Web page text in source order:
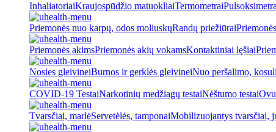
InhaliatoriaiKraujospūdžio matuokliaiTermometrai
Priemonės nuo karpų, odos moliuskųRandų priežiūrai
Priemonės akimsPriemonės akių vokamsKontaktiniai lęšiai
Nosies gleivineiBurnos ir gerklės gleivineiNuo peršalimo,
COVID-19 TestaiNarkotinių medžiagų testaiNėštumo testai
Tvarsčiai, marlėServetėlės, tamponaiMobilizuojantys tvarsčiai,